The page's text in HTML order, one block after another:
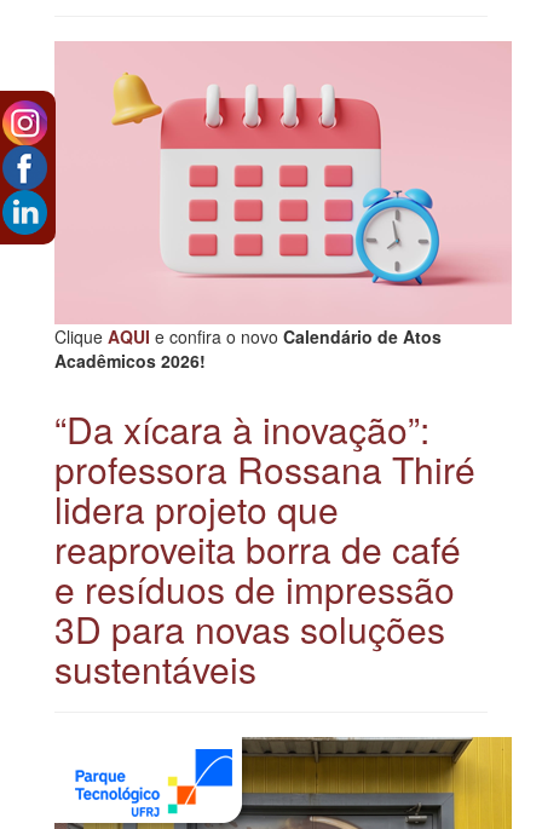
Clique AQUI e confira o novo Calendário de Atos
Acadêmicos 2026!
“Da xícara à inovação”:
professora Rossana Thiré
lidera projeto que
reaproveita borra de café
e resíduos de impressão
3D para novas soluções
sustentáveis